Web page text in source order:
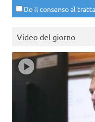
Do il consenso al
Video del giorno